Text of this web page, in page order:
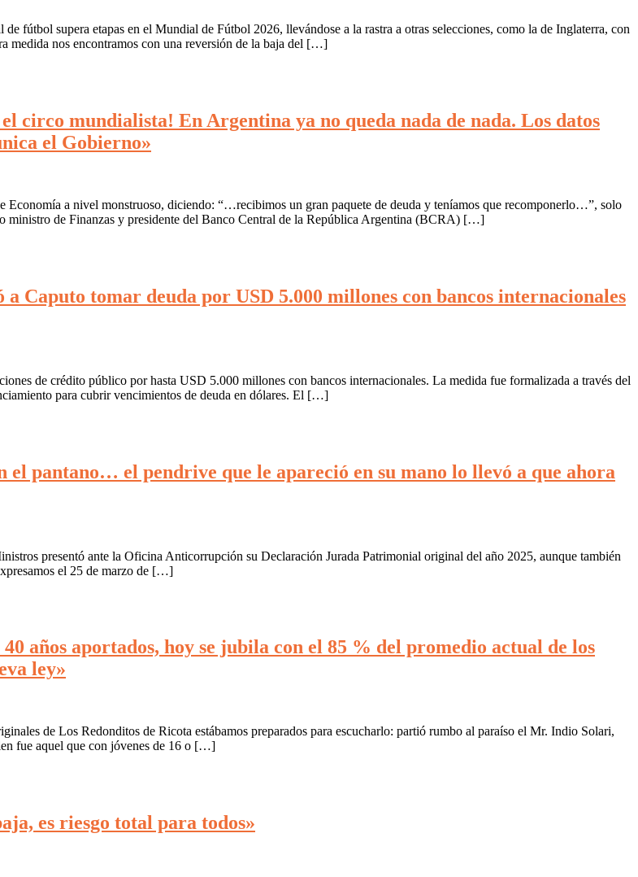
fútbol supera etapas en el Mundial de Fútbol 2026, llevándose a la rastra a otras selecciones, como la de Inglaterra, con
medida nos encontramos con una reversión de la baja del […]
circo mundialista! En Argentina ya no queda nada de nada. Los datos
el Gobierno»
Economía a nivel monstruoso, diciendo: “…recibimos un gran paquete de deuda y teníamos que recomponerlo…”, solo
ministro de Finanzas y presidente del Banco Central de la República Argentina (BCRA) […]
Caputo tomar deuda por USD 5.000 millones con bancos internacionales
de crédito público por hasta USD 5.000 millones con bancos internacionales. La medida fue formalizada a través del
para cubrir vencimientos de deuda en dólares. El […]
pantano… el pendrive que le apareció en su mano lo llevó a que ahora
presentó ante la Oficina Anticorrupción su Declaración Jurada Patrimonial original del año 2025, aunque también
el 25 de marzo de […]
años aportados, hoy se jubila con el 85 % del promedio actual de los
ley»
de Los Redonditos de Ricota estábamos preparados para escucharlo: partió rumbo al paraíso el Mr. Indio Solari,
fue aquel que con jóvenes de 16 o […]
es riesgo total para todos»